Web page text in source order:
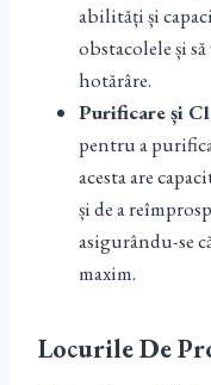
abilități și
obstacolele și
hotărâre.
Purificare și
pentru a
acesta are
și de a
asigurându-se
maxim.
Locurile De